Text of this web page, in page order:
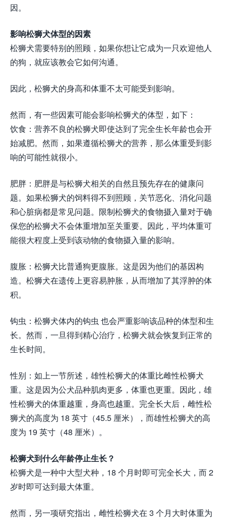
因。
影响松狮犬体型的因素
松狮犬需要特别的照顾，如果你想让它成为一只欢迎他人
的狗，就应该教会它如何沟通。
因此，松狮犬的身高和体重不太可能受到影响。
然而，有一些因素可能会影响松狮犬的体型，如下：
饮食：营养不良的松狮犬即使达到了完全生长年龄也会开
始减肥。然而，如果遵循松狮犬的营养，那么体重受到影
响的可能性就很小。
肥胖：肥胖是与松狮犬相关的自然且预先存在的健康问
题。如果松狮犬的饲料得不到照顾，关节恶化、消化问题
和心脏病都是常见问题。限制松狮犬的食物摄入量对于确
保您的松狮犬不会体重增加至关重要。因此，平均体重可
能很大程度上受到该动物的食物摄入量的影响。
腹胀：松狮犬比普通狗更腹胀。这是因为他们的基因构
造。松狮犬在遗传上更容易肿胀，从而增加了其浮肿的体
积。
钩虫：松狮犬体内的钩虫 也会严重影响该品种的体型和生
长。然而，一旦得到精心治疗，松狮犬就会恢复到正常的
生长时间。
性别：如上一节所述，雄性松狮犬的体重比雌性松狮犬
重。这是因为公犬品种肌肉更多，体重也更重。因此，雄
性松狮犬的体重越重，身高也越重。完全长大后，雌性松
狮犬的高度为 18 英寸（45.5 厘米），而雄性松狮犬的高
度为 19 英寸（48 厘米）。
松狮犬到什么年龄停止生长？
松狮犬是一种中大型犬种，18 个月时即可完全长大，而 2
岁时即可达到最大体重。
然而，另一项研究指出，雌性松狮犬在 3 个月大时体重为